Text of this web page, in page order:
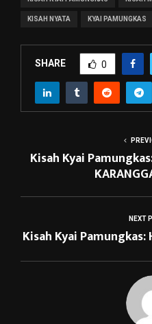
KISAH NYATA KYAI PAMUNGKAS
SHARE 0
Kisah Kyai
NEXT
Kisah Kyai Pamungkas: